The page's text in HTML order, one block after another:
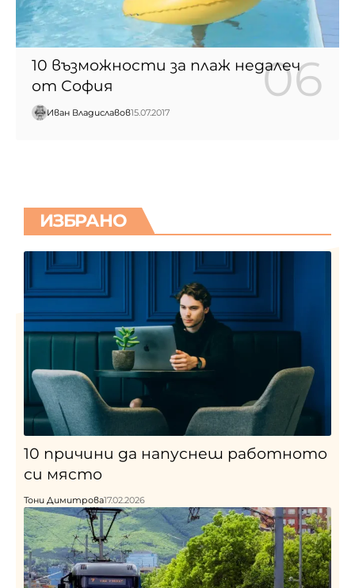
10 възможности за плаж недалеч
от София
Иван Владиславов15.07.2017
ИЗБРАНО
10 причини да напуснеш работното
си място
Тони Димитрова17.02.2026